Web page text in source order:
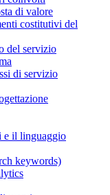
di valore
costitutivi del
del servizio
di servizio
e il linguaggio
keywords)